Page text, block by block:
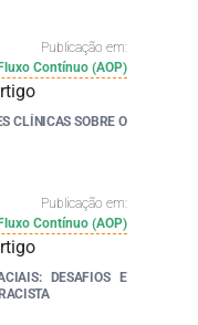
Publicação em:
Fluxo Contínuo (AOP)
CLÍNICAS SOBRE O
Publicação em:
Fluxo Contínuo (AOP)
DESAFIOS E